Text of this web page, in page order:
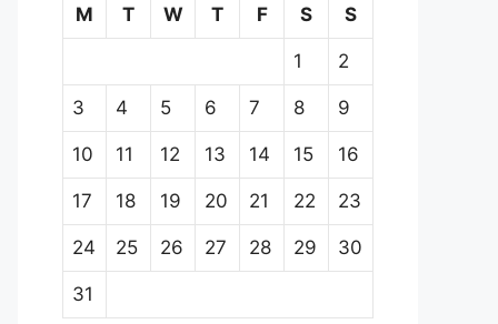
M
T W T F S S
1 2
3 4 5 6 7 8 9
10 11 12 13 14 15 16
17 18 19 20 21 22 23
24 25 26 27 28 29 30
31